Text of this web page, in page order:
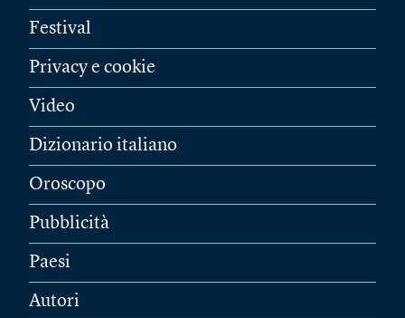
Festival
Privacy e cookie
Video
Dizionario italiano
Oroscopo
Pubblicità
Paesi
Autori